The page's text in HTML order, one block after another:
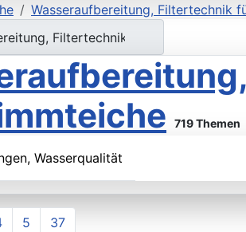
Wasseraufbereitung, Filtertechnik
719 Themen
Wasserqualität
5 37